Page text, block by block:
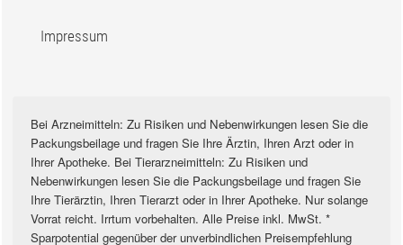
Impressum
Bei Arzneimitteln: Zu Risiken und Nebenwirkungen lesen Sie die
Packungsbeilage und fragen Sie Ihre Ärztin, Ihren Arzt oder in
Ihrer Apotheke. Bei Tierarzneimitteln: Zu Risiken und
Nebenwirkungen lesen Sie die Packungsbeilage und fragen Sie
Ihre Tierärztin, Ihren Tierarzt oder in Ihrer Apotheke. Nur solange
Vorrat reicht. Irrtum vorbehalten. Alle Preise inkl. MwSt. *
Sparpotential gegenüber der unverbindlichen Preisempfehlung